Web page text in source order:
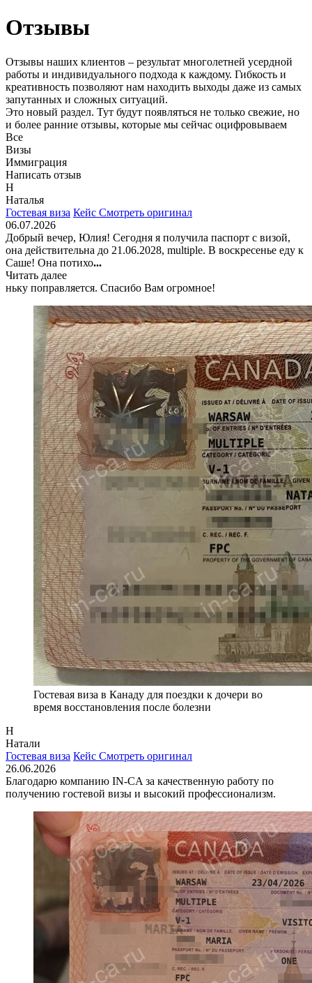
Отзывы
Отзывы наших клиентов – результат многолетней усердной
работы и индивидуального подхода к каждому. Гибкость и
креативность позволяют нам находить выходы даже из самых
запутанных и сложных ситуаций.
Это новый раздел. Тут будут появляться не только свежие, но
и более ранние отзывы, которые мы сейчас оцифровываем
Все
Визы
Иммиграция
Написать отзыв
Н
Наталья
Гостевая виза Кейс Смотреть оригинал
06.07.2026
Добрый вечер, Юлия! Сегодня я получила паспорт с визой,
она действительна до 21.06.2028, multiple. В воскресенье еду к
Саше! Она потихо...
Читать далее
ньку поправляется. Спасибо Вам огромное!
Гостевая виза в Канаду для поездки к дочери во
время восстановления после болезни
Н
Натали
Гостевая виза Кейс Смотреть оригинал
26.06.2026
Благодарю компанию IN-CA за качественную работу по
получению гостевой визы и высокий профессионализм.